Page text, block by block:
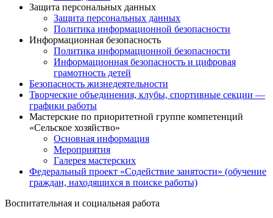
Защита персональных данных
Защита персональных данных
Политика информационной безопасности
Информационная безопасность
Политика информационной безопасности
Информационная безопасность и цифровая
грамотность детей
Безопасность жизнедеятельности
Творческие объединения, клубы, спортивные секции —
графики работы
Мастерские по приоритетной группе компетенций
«Сельское хозяйство»
Основная информация
Мероприятия
Галерея мастерских
Федеральный проект «Содействие занятости» (обучение
граждан, находящихся в поиске работы)
Воспитательная и социальная работа